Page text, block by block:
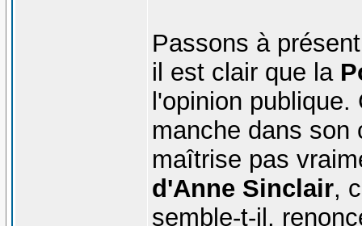
Passons à
il est clair que la
l'opinion
manche dans
maîtrise pas
d'Anne Sinclair,
semble-t-il,